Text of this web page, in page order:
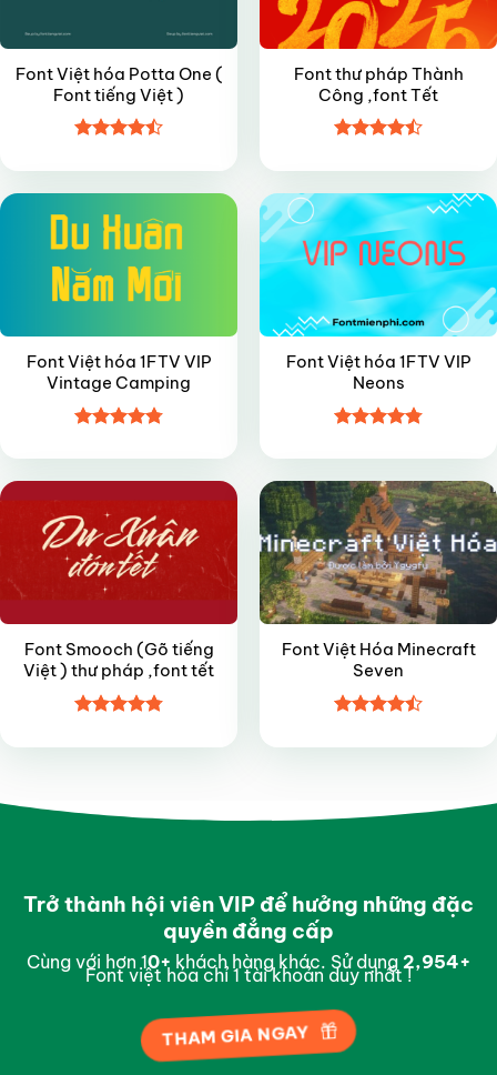
Font Việt hóa Potta One (
Font tiếng Việt )
hạng4.5
5 sao
Font thư pháp Thành
Công ,font Tết
hạng4.5
5 sao
Font Việt hóa 1FTV VIP
Vintage Camping
hạng4.85
sao
Font Việt hóa 1FTV VIP
Neons
hạng4.85
sao
Font Smooch (Gõ tiếng
Việt ) thư pháp ,font tết
hạng4.85
Font Việt Hóa Minecraft
Seven
hạng4.5
Trở thành hội viên VIP để hưởng những đặc
quyền đẳng cấp
Cùng với hơn 10+ khách hàng khác. Sử dụng 2,996+
Font việt hóa chỉ 1 tài khoản duy nhất !
THAM GIA NGAY